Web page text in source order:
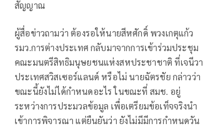
สัญญาณ
ผู้สื่อข่าวถามว่า ต้องรอให้นายสีหศักดิ์ พวงเกตุแก้ว
รมว.การต่างประเทศ กลับมาจากการเข้าร่วมประชุม
คณะมนตรีสิทธิมนุษยชนแห่งสหประชาชาติ ที่เจนีวา
ประเทศสวิสเซอร์แลนด์ หรือไม่ นายฉัตรชัย กล่าวว่า
ขณะนี้ยังไม่ได้กำหนดอะไร ในขณะที่ สมช. อยู่
ระหว่างการประมวลข้อมูล เพื่อเตรียมข้อเท็จจริงนำ
เข้าการพิจารณา แต่ยืนยันว่า ยังไม่มีมีการกำหนดวัน